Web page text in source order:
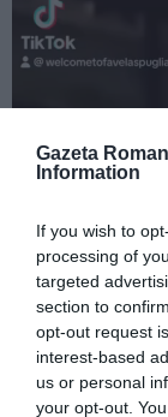
Gazeta
Information
If you wish to
processing of
targeted
section to
opt-out request
interest-based
us or personal
your opt-out.